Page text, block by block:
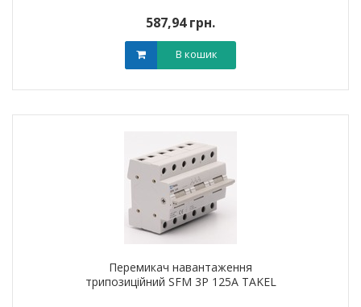
587,94 грн.
В кошик
Перемикач навантаження
трипозиційний SFM 3P 125A TAKEL